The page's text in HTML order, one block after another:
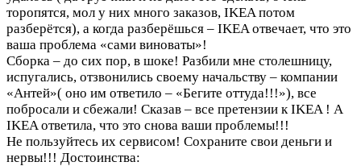
торопятся, мол у них много заказов, IKEA потом
разберётся), а когда разберёшься – IKEA отвечает, что это
ваша проблема «сами виноваты»!
Сборка – до сих пор, в шоке! Разбили мне столешницу,
испугались, отзвонились своему начальству – компании
«Антей»( оно им ответило – «Бегите оттуда!!!»), все
побросали и сбежали! Сказав – все претензии к IKEA ! А
IKEA ответила, что это снова ваши проблемы!!!
Не пользуйтесь их сервисом! Сохраните свои деньги и
нервы!!! Достоинства: